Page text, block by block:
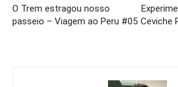
O Trem estragou nosso
passeio – Viagem ao Peru #05 Ceviche